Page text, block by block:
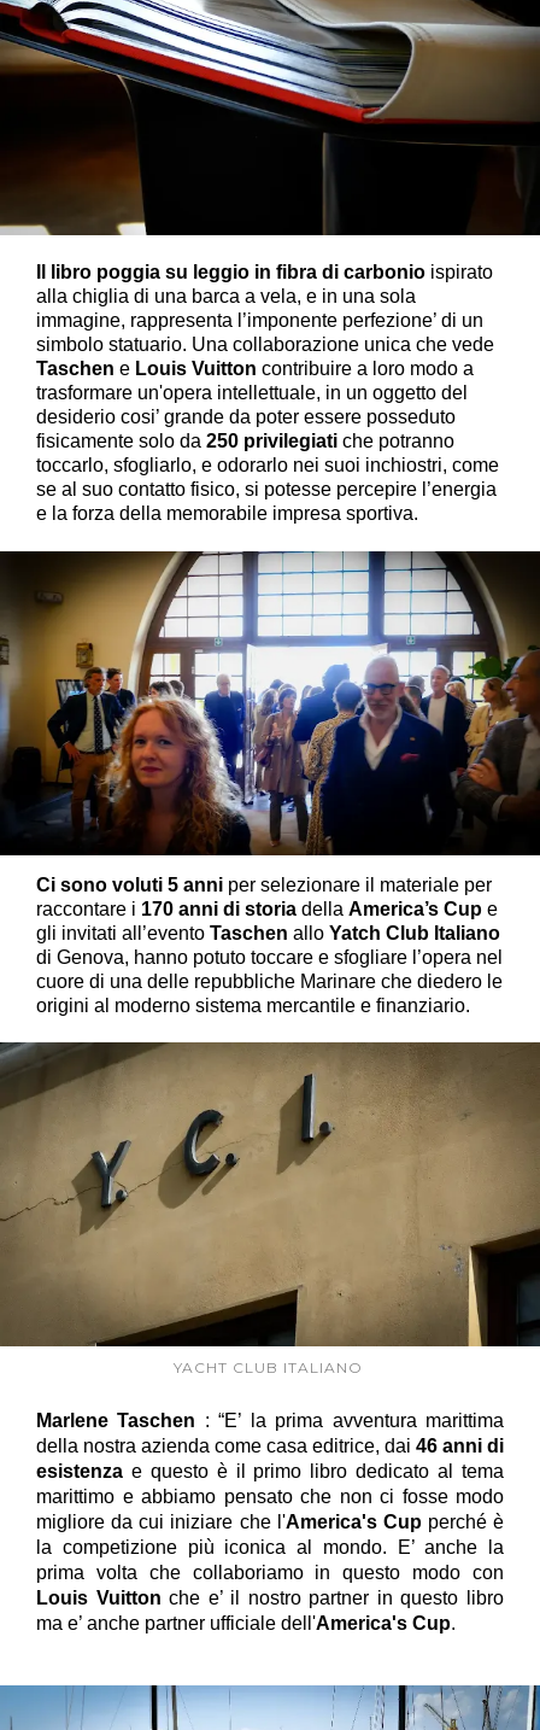
Il libro poggia su leggio in fibra di carbonio ispirato
alla chiglia di una barca a vela, e in una sola
immagine, rappresenta l’imponente perfezione’ di un
simbolo statuario. Una collaborazione unica che vede
Taschen e Louis Vuitton contribuire a loro modo a
trasformare un'opera intellettuale, in un oggetto del
desiderio cosi’ grande da poter essere posseduto
fisicamente solo da 250 privilegiati che potranno
toccarlo, sfogliarlo, e odorarlo nei suoi inchiostri, come
se al suo contatto fisico, si potesse percepire l’energia
e la forza della memorabile impresa sportiva.
Ci sono voluti 5 anni per selezionare il materiale per
raccontare i 170 anni di storia della America’s Cup e
gli invitati all’evento Taschen allo Yatch Club Italiano
di Genova, hanno potuto toccare e sfogliare l’opera nel
cuore di una delle repubbliche Marinare che diedero le
origini al moderno sistema mercantile e finanziario.
YACHT CLUB ITALIANO
Marlene Taschen : “E’ la prima avventura marittima
della nostra azienda come casa editrice, dai 46 anni di
esistenza e questo è il primo libro dedicato al tema
marittimo e abbiamo pensato che non ci fosse modo
migliore da cui iniziare che l'America's Cupperché è
la competizione più iconica al mondo. E’ anche la
prima volta che collaboriamo in questo modo con
Louis Vuitton che e’ il nostro partner in questo libro
ma e’ anche partner ufficiale dell'America's Cup.